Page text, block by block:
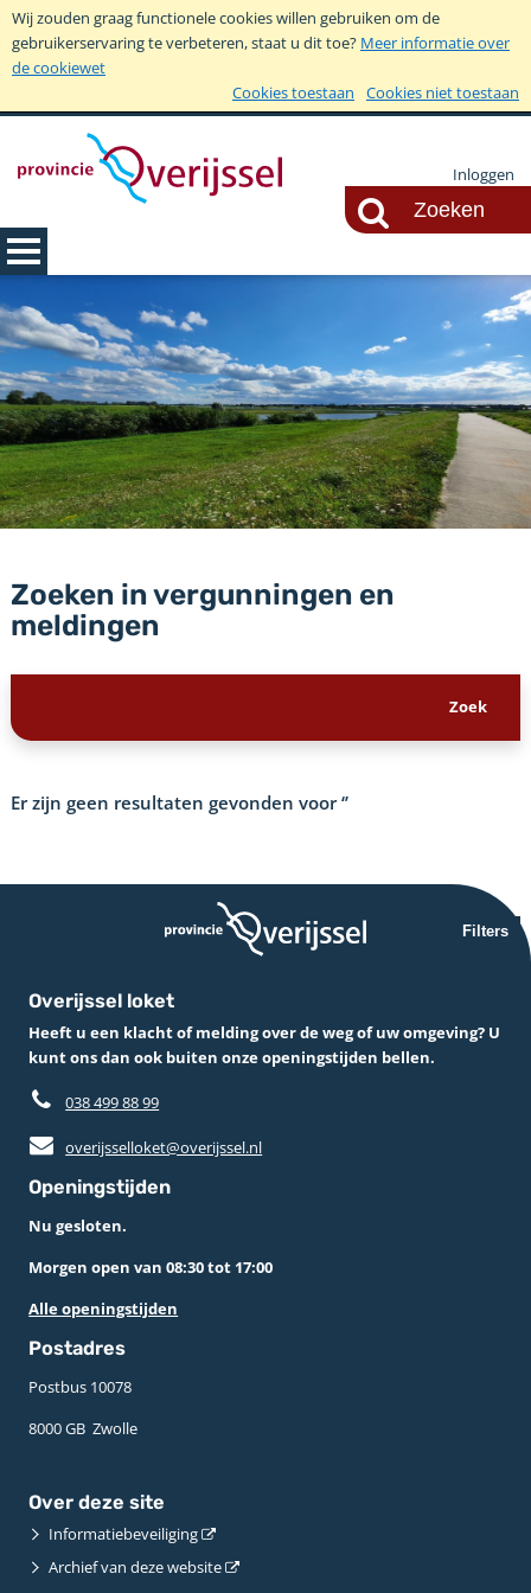
Wij zouden graag functionele cookies willen gebruiken om de
gebruikerservaring te verbeteren, staat u dit toe? Meer informatie over
de cookiewet
Cookies toestaan
Cookies niet toestaan
Inloggen
Zoeken in vergunningen en
meldingen
Er zijn geen resultaten gevonden voor‘’
Filters
Overijssel loket
Heeft u een klacht of melding over de weg of uw omgeving? U
kunt ons dan ook buiten onze openingstijden bellen.
038 499 88 99
overijsselloket@overijssel.nl
Openingstijden
Nu gesloten.
Morgen open van 08:30 tot 17:00
Alle openingstijden
Postadres
Postbus 10078 ­
8000 GB ­ Zwolle
Over deze site
Informatiebeveiliging
Archief van deze website